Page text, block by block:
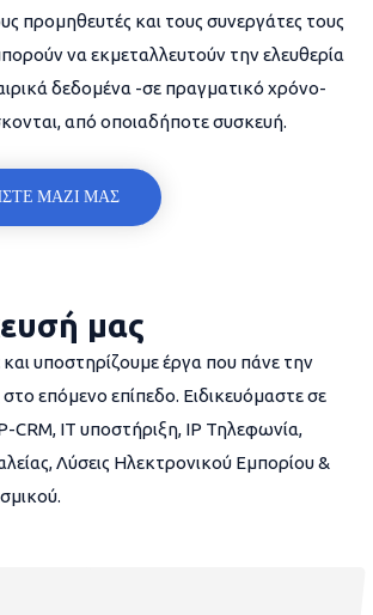
προμηθευτές και τους συνεργάτες τους
να εκμεταλλευτούν την ελευθερία
δεδομένα -σε πραγματικό χρόνο-
από οποιαδήποτε συσκευή.
ΜΑΖΙ ΜΑΣ
μας
υποστηρίζουμε έργα που πάνε την
στο επόμενο επίπεδο. Ειδικευόμαστε σε
CRM, IT υποστήριξη, IP Τηλεφωνία,
Λύσεις Ηλεκτρονικού Εμπορίου &